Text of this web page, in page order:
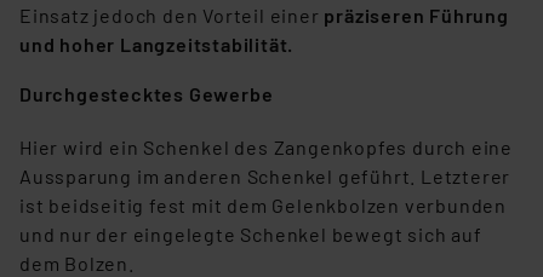
Einsatz jedoch den Vorteil einer präziseren Führung
und hoher Langzeitstabilität.
Durchgestecktes Gewerbe
Hier wird ein Schenkel des Zangenkopfes durch eine
Aussparung im anderen Schenkel geführt. Letzterer
ist beidseitig fest mit dem Gelenkbolzen verbunden
und nur der eingelegte Schenkel bewegt sich auf
dem Bolzen.